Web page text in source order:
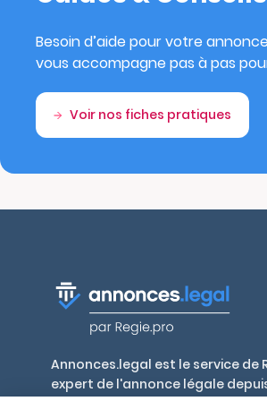
Besoin d’aide pour votre
vous accompagne pas à pas
Voir nos fiches pratiques
Annonces.legal est le service de
expert de l'annonce légale